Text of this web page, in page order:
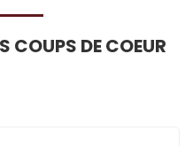
COUPS DE COEUR